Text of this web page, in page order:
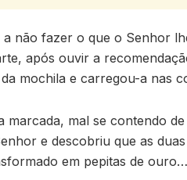
a não fazer o que o Senhor
após ouvir a
mochila e carregou-a nas
marcada, mal se contendo
e descobriu que as
em pepitas de